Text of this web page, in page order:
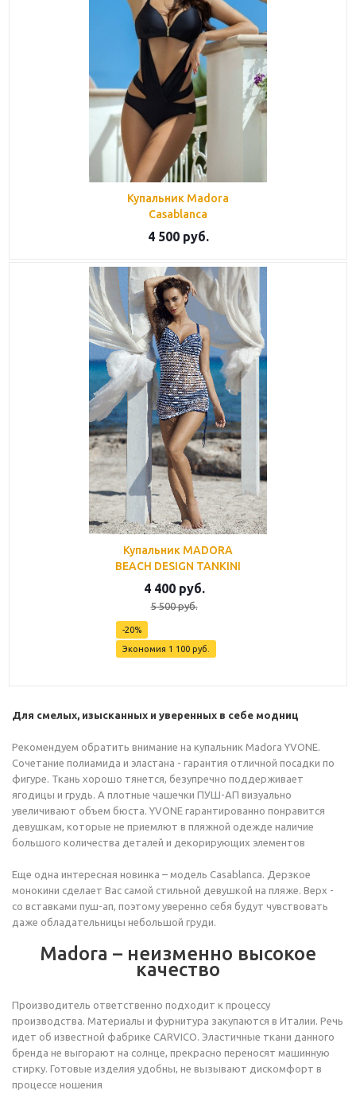
Купальник Madora
Casablanca
4 500руб.
Купальник MADORA
BEACH DESIGN TANKINI
4 400руб.
5 500руб.
-20%
Экономия 1 100руб.
Для смелых, изысканных и уверенных в себе модниц
Рекомендуем обратить внимание на купальник Madora YVONE.
Сочетание полиамида и эластана - гарантия отличной посадки по
фигуре. Ткань хорошо тянется, безупречно поддерживает
ягодицы и грудь. А плотные чашечки ПУШ-АП визуально
увеличивают объем бюста. YVONE гарантированно понравится
девушкам, которые не приемлют в пляжной одежде наличие
большого количества деталей и декорирующих элементов
Еще одна интересная новинка – модель Casablanca. Дерзкое
монокини сделает Вас самой стильной девушкой на пляже. Верх -
со вставками пуш-ап, поэтому уверенно себя будут чувствовать
даже обладательницы небольшой груди.
Madora – неизменно высокое
качество
Производитель ответственно подходит к процессу
производства. Материалы и фурнитура закупаются в Италии. Речь
идет об известной фабрике CARVICO. Эластичные ткани данного
бренда не выгорают на солнце, прекрасно переносят машинную
стирку. Готовые изделия удобны, не вызывают дискомфорт в
процессе ношения